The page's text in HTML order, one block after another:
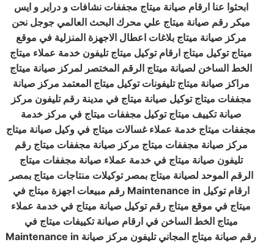
ابحثوا عنا ارقام صيانة ميتاج مجففات نشافات و دراير و ايس
ميكر رقم صيانة ميتاج علي محرك البحث العالمي جوجل نحن
مركز صيانة ميتاج بلاغات اعطال الاجهزة المنزلية في موقع
ميتاج توكيل ميتاج ارقام توكيل ميتاج تليفون خدمة عملاء ميتاج
الخط الساخن لصيانة ميتاج الرقم المختصر لمركز صيانة ميتاج
مراكز صيانة ميتاج تليفونات توكيل ميتاج المعتمد مركز صيانة
مجففات ميتاج توكيل صيانة ميتاج في مدينة رقم تليفون مركز
صيانة تكييف ميتاج توكيل مجففات ميتاج في مركز خدمة
مجففات ميتاج خدمة عملاء غسالات ميتاج في وكيل صيانة ميتاج
مركز صيانة مجففات ميتاج مركز صيانة مجففات ميتاج رقم
تليفون صيانة ميتاج في خدمة عملاء صيانة مجففات ميتاج
الرقم الموحد لصيانة ميتاج بمصر توكيلات منتاجات ميتاج بمصر
رقم مبيعات اجهزة ميتاج في Maintenance in ارقام توكيل
ميتاج في موقع ميتاج رقم توكيل صيانة ميتاج في خدمة عملاء
ميتاج الخط الساخن في ارقام صيانة تكييفات ميتاج في
Maintenance in رقم صيانة ميتاج المجاني تليفون مركز صيانة